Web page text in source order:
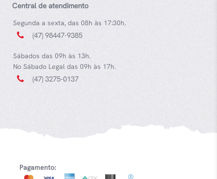
Central de atendimento
Segunda a sexta, das 08h às 17:30h.
(47) 98447-9385
Sábados das 09h às 13h.
No Sábado Legal das 09h às 17h.
(47) 3275-0137
Pagamento: